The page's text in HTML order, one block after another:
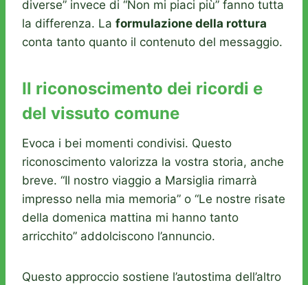
diverse” invece di “Non mi piaci più” fanno tutta
la differenza. La formulazione della rottura
conta tanto quanto il contenuto del messaggio.
Il riconoscimento dei ricordi e
del vissuto comune
Evoca i bei momenti condivisi. Questo
riconoscimento valorizza la vostra storia, anche
breve. “Il nostro viaggio a Marsiglia rimarrà
impresso nella mia memoria” o “Le nostre risate
della domenica mattina mi hanno tanto
arricchito” addolciscono l’annuncio.
Questo approccio sostiene l’autostima dell’altro